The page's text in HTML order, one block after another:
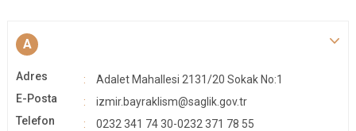
Dikili
A
Adres
Adalet Mahallesi 2131/20 Sokak No:1
E-Posta
izmir.bayraklism@saglik.gov.tr
Telefon
0232 341 74 30-0232 371 78 55